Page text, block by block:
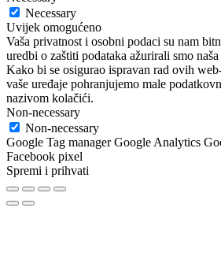
Necessary
Uvijek omogućeno
Vaša privatnost i osobni podaci su nam
uredbi o zaštiti podataka ažurirali smo
Kako bi se osigurao ispravan rad ovih
vaše uređaje pohranjujemo male
nazivom kolačići.
Non-necessary
Non-necessary
Google Tag manager Google Analytics
Facebook pixel
Spremi i prihvati